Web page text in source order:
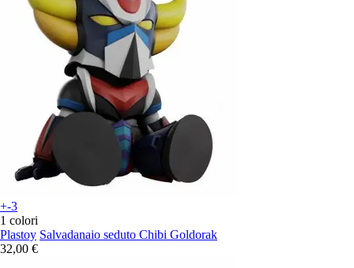
+-3
1 colori
Plastoy Salvadanaio seduto Chibi Goldorak
32,00 €